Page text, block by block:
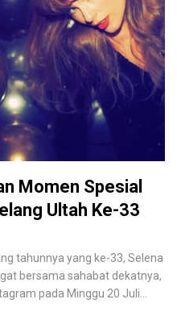
Momen Spesial
Ultah Ke-33
tahunnya yang ke-33, Selena
bersama sahabat dekatnya,
pada Minggu 20 Juli